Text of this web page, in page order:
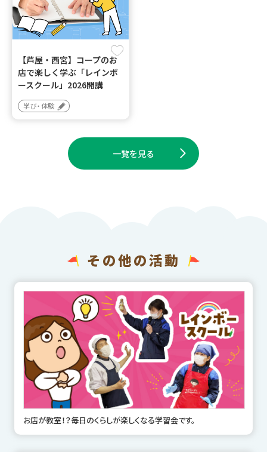
【芦屋・西宮】コープのお
店で楽しく学ぶ「レインボ
ースクール」2026開講
学び・体験
一覧を見る
その他の活動
お店が教室！？毎日のくらしが楽しくなる学習会です。